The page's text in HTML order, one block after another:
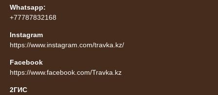
Whatsapp:
+77787832168
Instagram
https://www.instagram.com/travka.kz/
Facebook
https://www.facebook.com/Travka.kz
2ГИС